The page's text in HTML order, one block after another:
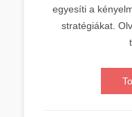
egyesíti a
stratégiákat.